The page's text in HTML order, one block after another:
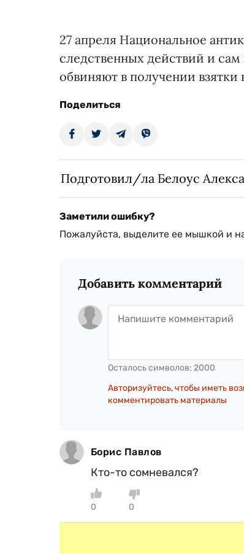
27 апреля Национальное
следственных действий и
обвиняют в получении
Поделиться
Подготовил/ла Белоус
Заметили ошибку?
Пожалуйста, выделите ее мышкой и
Добавить комментарий
Осталось символов: 2000
Авторизуйтесь, чтобы иметь
комментировать материалы
Борис Павлов
Кто-то сомневался?
0 0